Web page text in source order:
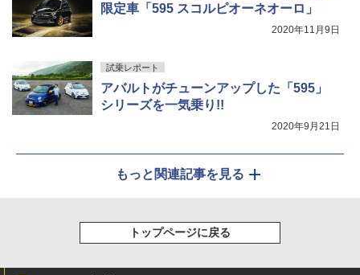
限定車「595 スコルピオーネオーロ」
2020年11月9日
試乗レポート
アバルトがチューンアップした「595」
シリーズを一気乗り!!
2020年9月21日
もっと関連記事を見る
トップページに戻る